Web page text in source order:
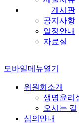
게시판
공지사항
일정안내
자료실
모바일메뉴열기
위원회소개
생명윤리
오시는 길
심의안내